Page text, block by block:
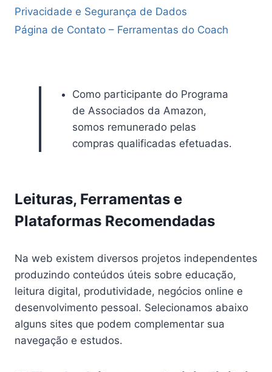
Privacidade e Segurança de Dados
Página de Contato – Ferramentas do Coach
Como participante do Programa
de Associados da Amazon,
somos remunerado pelas
compras qualificadas efetuadas.
Leituras, Ferramentas e
Plataformas Recomendadas
Na web existem diversos projetos independentes
produzindo conteúdos úteis sobre educação,
leitura digital, produtividade, negócios online e
desenvolvimento pessoal. Selecionamos abaixo
alguns sites que podem complementar sua
navegação e estudos.